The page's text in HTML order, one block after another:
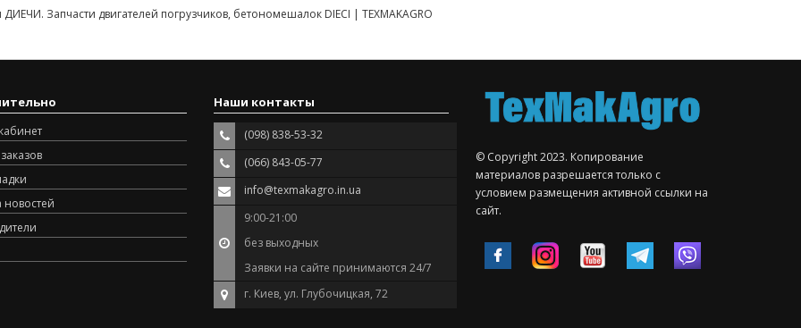
ДИЕЧИ. Запчасти двигателей погрузчиков, бетономешалок DIECI | TEXMAKAGRO
новостей
Наши контакты
(098) 838-53-32
(066) 843-05-77
info@texmakagro.in.ua
9:00-21:00
без выходных
Заявки на сайте принимаются 24/7
г. Киев, ул. Глубочицкая, 72
© Copyright 2023. Копирование
материалов разрешается только с
условием размещения активной ссылки на
сайт.